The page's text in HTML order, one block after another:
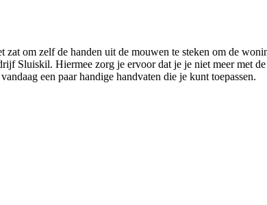
om zelf de handen uit de mouwen te steken om de
Sluiskil. Hiermee zorg je ervoor dat je je niet meer met
een paar handige handvaten die je kunt toepassen.